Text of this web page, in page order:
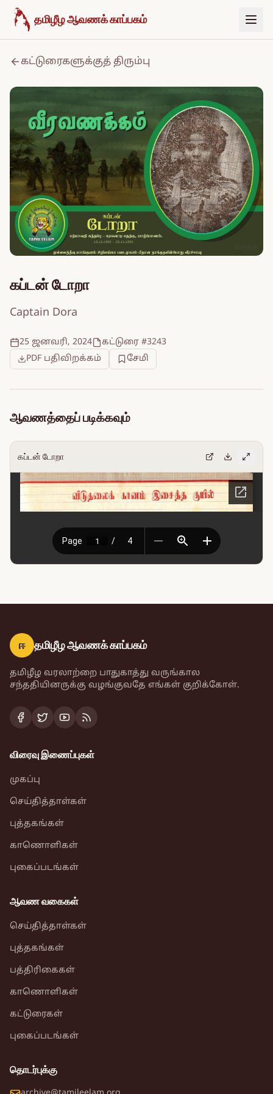
உள்ளடக்கத்திற்குச் செல்க
தமிழீழ ஆவணக் காப்பகம்
கட்டுரைகளுக்குத் திரும்பு
கப்டன் டோறா
Captain Dora
25 ஜனவரி, 2024
கட்டுரை #3243
PDF பதிவிறக்கம்
சேமி
ஆவணத்தைப் படிக்கவும்
கப்டன் டோறா
ஈ தமிழீழ ஆவணக் காப்பகம்
தமிழீழ வரலாற்றை பாதுகாத்து வருங்கால
சந்ததியினருக்கு வழங்குவதே எங்கள் குறிக்கோள்.
விரைவு இணைப்புகள்
முகப்பு
செய்தித்தாள்கள்
புத்தகங்கள்
காணொளிகள்
புகைப்படங்கள்
ஆவண வகைகள்
செய்தித்தாள்கள்
புத்தகங்கள்
பத்திரிகைகள்
காணொளிகள்
கட்டுரைகள்
புகைப்படங்கள்
தொடர்புக்கு